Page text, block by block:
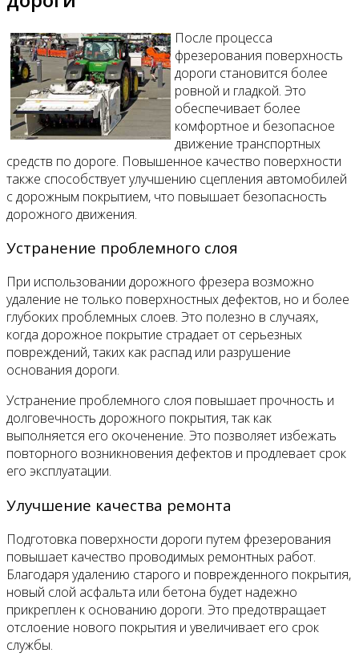
После процесса
фрезерования поверхность
дороги становится более
ровной и гладкой. Это
обеспечивает более
комфортное и безопасное
движение транспортных
средств по дороге. Повышенное качество поверхности
также способствует улучшению сцепления автомобилей
с дорожным покрытием, что повышает безопасность
дорожного движения.
Устранение проблемного слоя
При использовании дорожного фрезера возможно
удаление не только поверхностных дефектов, но и более
глубоких проблемных слоев. Это полезно в случаях,
когда дорожное покрытие страдает от серьезных
повреждений, таких как распад или разрушение
основания дороги.
Устранение проблемного слоя повышает прочность и
долговечность дорожного покрытия, так как
выполняется его окоченение. Это позволяет избежать
повторного возникновения дефектов и продлевает срок
его эксплуатации.
Улучшение качества ремонта
Подготовка поверхности дороги путем фрезерования
повышает качество проводимых ремонтных работ.
Благодаря удалению старого и поврежденного покрытия,
новый слой асфальта или бетона будет надежно
прикреплен к основанию дороги. Это предотвращает
отслоение нового покрытия и увеличивает его срок
службы.